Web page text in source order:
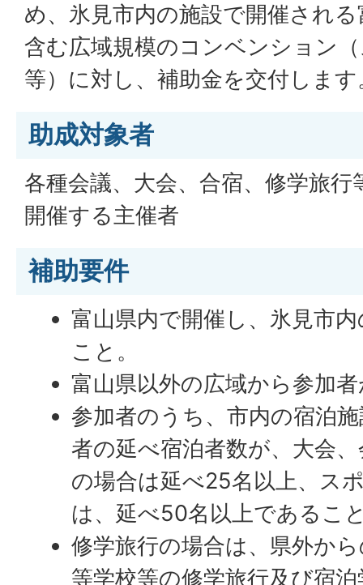
め、氷見市内の施設で開催され
含む広域規模のコンベンション
等）に対し、補助金を交付します
助成対象者
各種会議、大会、合宿、修学旅
開催する主催者
補助要件
富山県内で開催し、氷見市
こと。
富山県以外の広域から参加
参加者のうち、市内の宿泊
者の延べ宿泊者数が、大会
の場合は延べ25名以上、ス
は、延べ50名以上であるこ
修学旅行の場合は、県外か
等学校等の修学旅行及び宿